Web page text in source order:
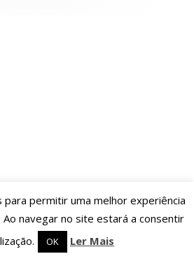
para permitir uma melhor experiência
navegar no site estará a consentir
OK Ler Mais